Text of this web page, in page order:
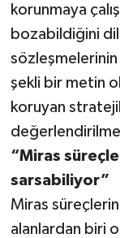
korunmaya
bozabildiğini
sözleşmelerinin
şekli bir metin
koruyan
“Miras
sarsabiliyor”
Miras
alanlardan biri